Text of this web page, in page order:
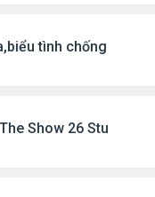
tình chống ca nô.
Show 26 Stubs